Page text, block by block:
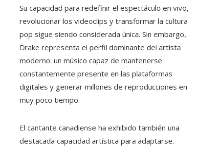
Su capacidad para redefinir el espectáculo en vivo,
revolucionar los videoclips y transformar la cultura
pop sigue siendo considerada única. Sin embargo,
Drake representa el perfil dominante del artista
moderno: un músico capaz de mantenerse
constantemente presente en las plataformas
digitales y generar millones de reproducciones en
muy poco tiempo.
El cantante canadiense ha exhibido también una
destacada capacidad artística para adaptarse.